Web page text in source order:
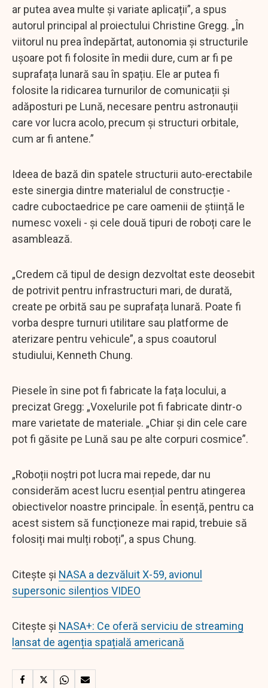
ar putea avea multe și variate aplicații”, a spus
autorul principal al proiectului Christine Gregg. „În
viitorul nu prea îndepărtat, autonomia și structurile
ușoare pot fi folosite în medii dure, cum ar fi pe
suprafața lunară sau în spațiu. Ele ar putea fi
folosite la ridicarea turnurilor de comunicații și
adăposturi pe Lună, necesare pentru astronauții
care vor lucra acolo, precum și structuri orbitale,
cum ar fi antene.”
Ideea de bază din spatele structurii auto-erectabile
este sinergia dintre materialul de construcție -
cadre cuboctaedrice pe care oamenii de știință le
numesc voxeli - și cele două tipuri de roboți care le
asamblează.
„Credem că tipul de design dezvoltat este deosebit
de potrivit pentru infrastructuri mari, de durată,
create pe orbită sau pe suprafața lunară. Poate fi
vorba despre turnuri utilitare sau platforme de
aterizare pentru vehicule”, a spus coautorul
studiului, Kenneth Chung.
Piesele în sine pot fi fabricate la fața locului, a
precizat Gregg: „Voxelurile pot fi fabricate dintr-o
mare varietate de materiale. „Chiar și din cele care
pot fi găsite pe Lună sau pe alte corpuri cosmice”.
„Roboții noștri pot lucra mai repede, dar nu
considerăm acest lucru esențial pentru atingerea
obiectivelor noastre principale. În esență, pentru ca
acest sistem să funcționeze mai rapid, trebuie să
folosiți mai mulți roboți”, a spus Chung.
Citește și NASA a dezvăluit X-59, avionul
supersonic silențios VIDEO
Citește și NASA+: Ce oferă serviciu de streaming
lansat de agenția spațială americană